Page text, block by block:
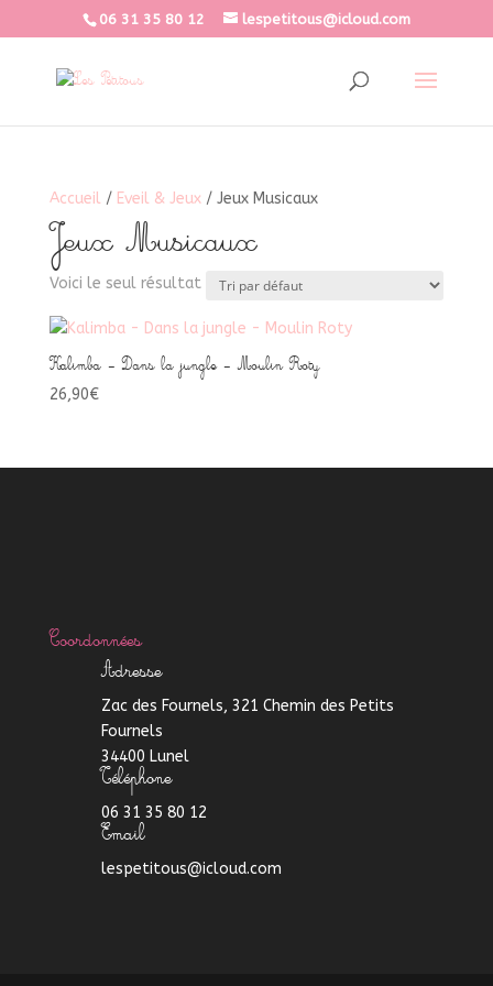
06 31 35 80 12 lespetitous@icloud.com
Accueil / Eveil & Jeux/ Jeux Musicaux
Jeux Musicaux
Voici le seul résultat
Kalimba – Dans la jungle – Moulin Roty
26,90€
Coordonnées
Adresse
Zac des Fournels, 321 Chemin des Petits
Fournels
34400 Lunel
Téléphone
06 31 35 80 12
Email
lespetitous@icloud.com